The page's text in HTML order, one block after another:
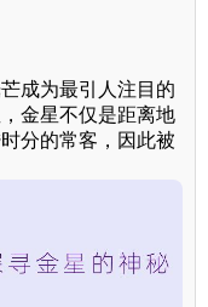
成为最引人注目的
金星不仅是距离地
分的常客，因此被